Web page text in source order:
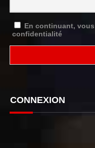
En continuant,
confidentialité
CONNEXION